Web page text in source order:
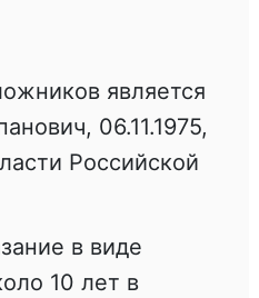
является
06.11.1975,
Российской
в виде
10 лет в